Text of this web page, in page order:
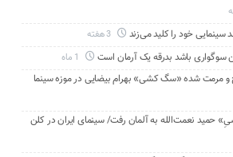
سینمایی خود را کلید می‌زند
سوگواری باشد بدرقه یک آرمان است
و مرمت شده «سگ کشی» بهرام بیضایی در موزه سینما
حمید نعمت‌الله به آلمان رفت/ سینمای ایران در کلن